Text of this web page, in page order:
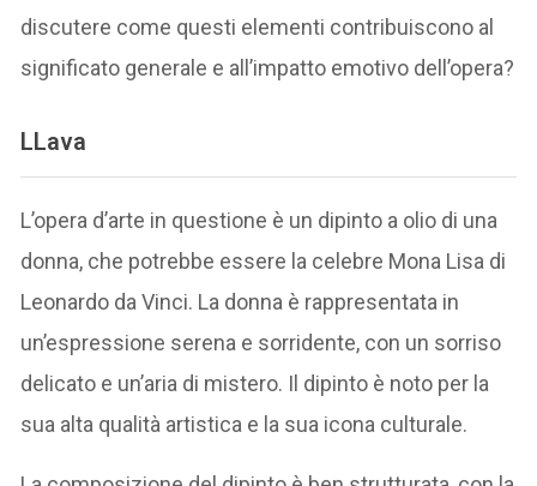
discutere come questi elementi contribuiscono al
significato generale e all’impatto emotivo dell’opera?
LLava
L’opera d’arte in questione è un dipinto a olio di una
donna, che potrebbe essere la celebre Mona Lisa di
Leonardo da Vinci. La donna è rappresentata in
un’espressione serena e sorridente, con un sorriso
delicato e un’aria di mistero. Il dipinto è noto per la
sua alta qualità artistica e la sua icona culturale.